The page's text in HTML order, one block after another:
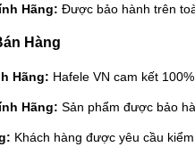
Hãng: Được bảo hành trên
Hàng
Hãng: Hafele VN cam kết
Hãng: Sản phẩm được bảo
Khách hàng được yêu cầu